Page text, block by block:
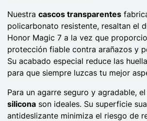
Nuestra cascos transparentes
policarbonato resistente, resaltan el
Honor Magic 7 a la vez que
protección fiable contra arañazos y
Su acabado especial reduce las
para que siempre luzcas tu mejor
Para un agarre seguro y agradable, el
silicona son ideales. Su superficie
antideslizante minimiza el riesgo de